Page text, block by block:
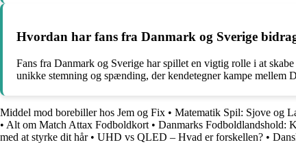
Hvordan har fans fra Danmark og Sverige
Fans fra Danmark og Sverige har spillet en vigtig rolle i at
unikke stemning og spænding, der kendetegner kampe mellem
Middel mod borebiller hos Jem og Fix • Matematik Spil: Sjove og
• Alt om Match Attax Fodboldkort • Danmarks Fodboldlandshold:
med at styrke dit hår• UHD vs QLED – Hvad er forskellen? •